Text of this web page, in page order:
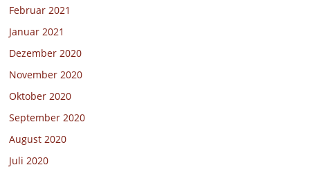
Februar 2021
Januar 2021
Dezember 2020
November 2020
Oktober 2020
September 2020
August 2020
Juli 2020